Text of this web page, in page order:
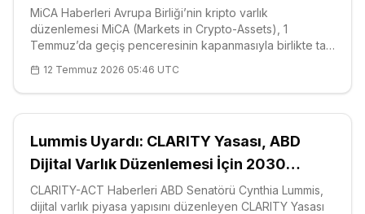
Zorunlu
MiCA Haberleri Avrupa Birliği’nin kripto varlık
düzenlemesi MiCA (Markets in Crypto-Assets), 1
Temmuz’da geçiş penceresinin kapanmasıyla birlikte tam
parçalı denetim dönemi resmen kapandı. Artık Birlik
sınırları içinde kripto varlık
12 Temmuz 2026 05:46 UTC
Lummis Uyardı: CLARITY Yasası, ABD
Dijital Varlık Düzenlemesi İçin 2030
Öncesi Son Şans
CLARITY-ACT Haberleri ABD Senatörü Cynthia Lummis,
dijital varlık piyasa yapısını düzenleyen CLARITY Yasası